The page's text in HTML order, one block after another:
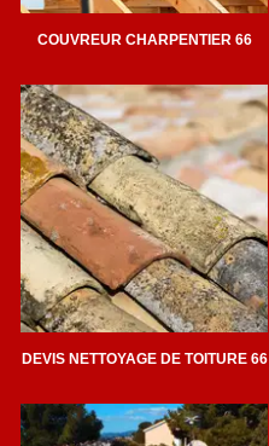
COUVREUR CHARPENTIER 66
DEVIS NETTOYAGE DE TOITURE 66